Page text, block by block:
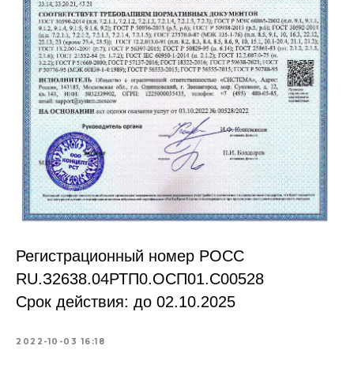
Регистрационный номер РОСС
RU.З2638.04РТП0.OCП01.С00528
Срок действия: до 02.10.2025
2022-10-03 16:18